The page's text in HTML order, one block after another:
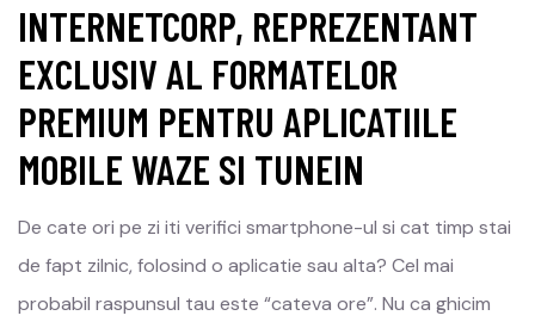
INTERNETCORP, REPREZENTANT
EXCLUSIV AL FORMATELOR
PREMIUM PENTRU APLICATIILE
MOBILE WAZE SI TUNEIN
De cate ori pe zi iti verifici smartphone-ul si cat timp stai
de fapt zilnic, folosind o aplicatie sau alta? Cel mai
probabil raspunsul tau este “cateva ore”. Nu ca ghicim